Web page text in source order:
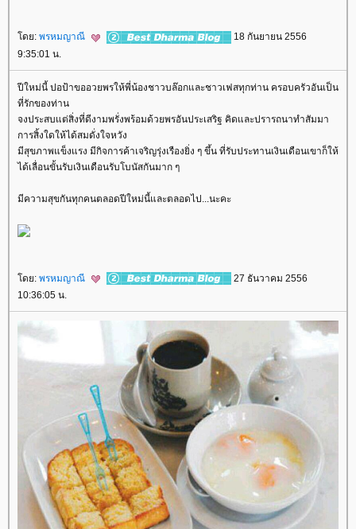
ดย: พรหมญาณี
18 กันยายน 2556
9:35:01 น.
ปีใหม่นี้ ปอป้าขออวยพรให้พี่น้องชาวบล๊อกและชาวเฟสทุกท่าน ครอบครัวอันเป็น
ที่รักของท่าน
จงประสบแต่สิ่งที่ดีงามพรั่งพร้อมด้วยพรอันประเสริฐ คิดและปรารถนาทำสัมมา
การสิ้งใดให้ได้สมดั่งใจหวัง
มีสุขภาพแข็งแรง มีกิจการค้าเจริญรุ่งเรืองยิ่ง ๆ ขึ้น ที่รับประทานเงินเดือนเขาก็ให้
ได้เลื่อนขั้นรับเงินเดือนรับโบนัสกันมาก ๆ
มีความสุขกันทุกคนตลอดปีใหม่นี้และตลอดไป...นะคะ
ดย: พรหมญาณี
27 ธันวาคม 2556
10:36:05 น.